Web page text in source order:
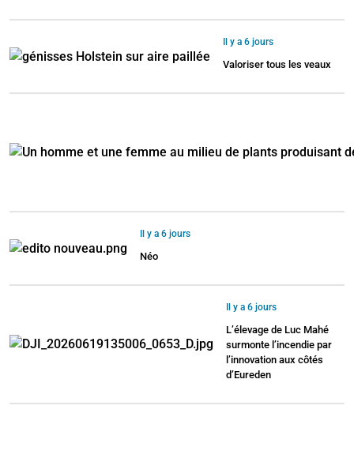
Il y a 6 jours
Valoriser tous les veaux
Il y a 6 jours
Néo
Il y a 6 jours
L’élevage de Luc Mahé
surmonte l’incendie par
l’innovation aux côtés
d’Eureden